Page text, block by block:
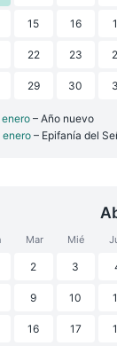
15 16
22 23
29 30
– Año nuevo
enero – Epifanía del
Mar Mié
2 3
9 10
16 17